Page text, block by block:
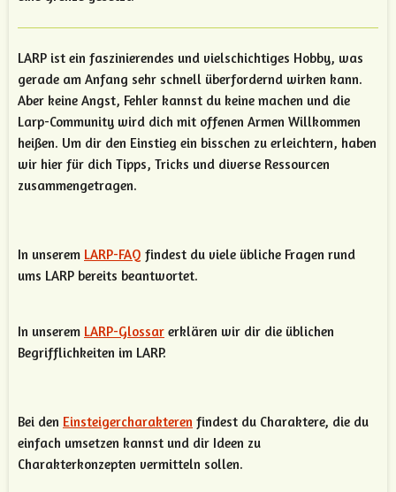
LARP ist ein faszinierendes und vielschichtiges Hobby, was
gerade am Anfang sehr schnell überfordernd wirken kann.
Aber keine Angst, Fehler kannst du keine machen und die
Larp-Community wird dich mit offenen Armen Willkommen
heißen. Um dir den Einstieg ein bisschen zu erleichtern, haben
wir hier für dich Tipps, Tricks und diverse Ressourcen
zusammengetragen.
In unserem LARP-FAQ findest du viele übliche Fragen rund
ums LARP bereits beantwortet.
In unserem LARP-Glossar erklären wir dir die üblichen
Begrifflichkeiten im LARP.
Bei den Einsteigercharakteren findest du Charaktere, die du
einfach umsetzen kannst und dir Ideen zu
Charakterkonzepten vermitteln sollen.